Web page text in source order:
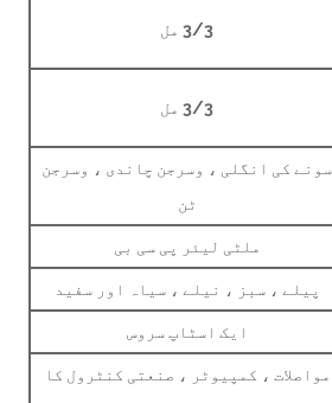
انگلی ، وسرجن چاندی ، وسرجن
ملٹی لیئر پی سی بی
سبز ، نیلے ، سیاہ اور سفید
ایک اسٹاپ سروس
، کمپیوٹر ، صنعتی کنٹرول کا